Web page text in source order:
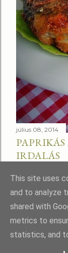
július 08, 2014
PAPRIKÁS
IRDALÁS
This site uses
and to analyze
shared with
metrics to
statistics, and